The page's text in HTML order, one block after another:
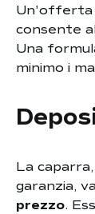
Un'offerta
consente
Una
minimo i
La
garanzia,
prezzo.